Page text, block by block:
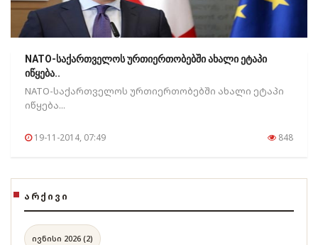
NATO-საქართველოს ურთიერთობებში ახალი ეტაპი
იწყება..
NATO-საქართველოს ურთიერთობებში ახალი ეტაპი
იწყება...
19-11-2014, 07:49 848
ᲐᲠᲥᲘᲕᲘ
ივნისი 2026 (2)